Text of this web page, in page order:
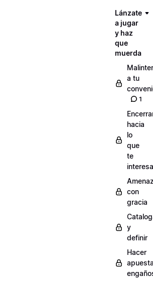
Lánzate
a jugar
y haz
que
muerda
a tu
1
hacia
lo
que
te
interesa
con
gracia
y
definir
Hacer